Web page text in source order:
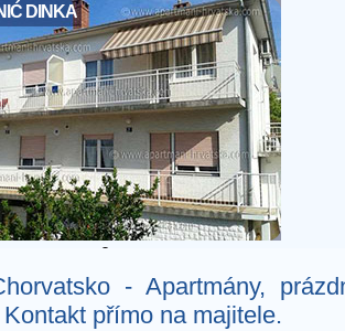
DINKA
2
- Apartmány,
přímo na majitele.